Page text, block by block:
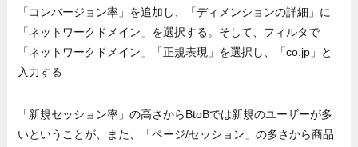
「コンバージョン率」を追加し、「ディメンションの詳細」に
「ネットワークドメイン」を選択する。そして、フィルタで
「ネットワークドメイン」「正規表現」を選択し、「co.jp」と
入力する
「新規セッション率」の高さからBtoBでは新規のユーザーが多
いということが、また、「ページ/セッション」の多さから商品